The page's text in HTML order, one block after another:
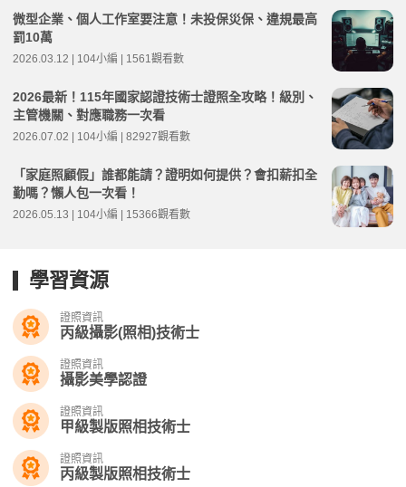
微型企業、個人工作室要注意！未投保災保、違規最高
罰10萬
2026.03.12 | 104小編 | 1561觀看數
2026最新！115年國家認證技術士證照全攻略！級別、
主管機關、對應職務一次看
2026.07.02 | 104小編 | 82927觀看數
「家庭照顧假」誰都能請？證明如何提供？會扣薪扣全
勤嗎？懶人包一次看！
2026.05.13 | 104小編 | 15366觀看數
學習資源
證照資訊
丙級攝影(照相)技術士
證照資訊
攝影美學認證
證照資訊
甲級製版照相技術士
證照資訊
丙級製版照相技術士